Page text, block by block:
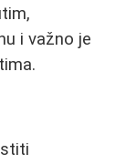
i važno je